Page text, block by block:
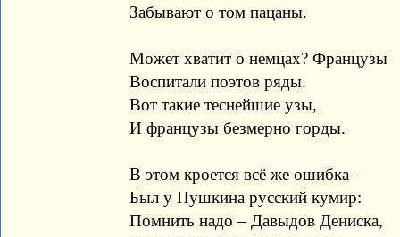
Забывают о том пацаны.
Может хватит о немцах? Французы
Воспитали поэтов ряды.
Вот такие теснейшие узы,
И французы безмерно горды.
В этом кроется всё же ошибка –
Был у Пушкина русский кумир:
Помнить надо – Давыдов Дениска,